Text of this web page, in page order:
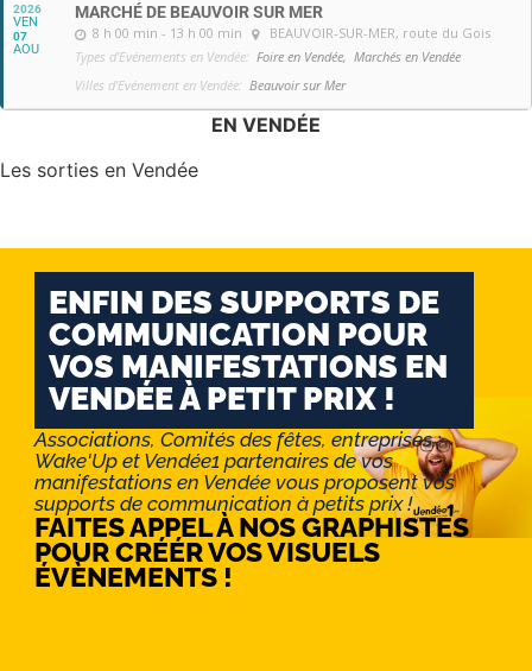
2026
VEN
07
AOU
MARCHÉ DE BEAUVOIR SUR MER
8 h 00 min - 13 h 00 min BEAUVOIR-SUR-MER, route du Gois
Types d'Evénements en Vendée: Foire en Vendée, Marchés en Vendée
Villes d'Evénement en Vendée: Beauvoir sur Mer
EN VENDÉE
Les sorties en Vendée
ENFIN DES SUPPORTS DE
COMMUNICATION POUR
VOS MANIFESTATIONS EN
VENDÉE À PETIT PRIX !
Associations, Comités des fêtes, entreprises :
Wake'Up et Vendée1 partenaires de vos
manifestations en Vendée vous proposent vos
supports de communication à petits prix !
FAITES APPEL À NOS GRAPHISTES
POUR CRÉÉR VOS VISUELS
ÉVÈNEMENTS !